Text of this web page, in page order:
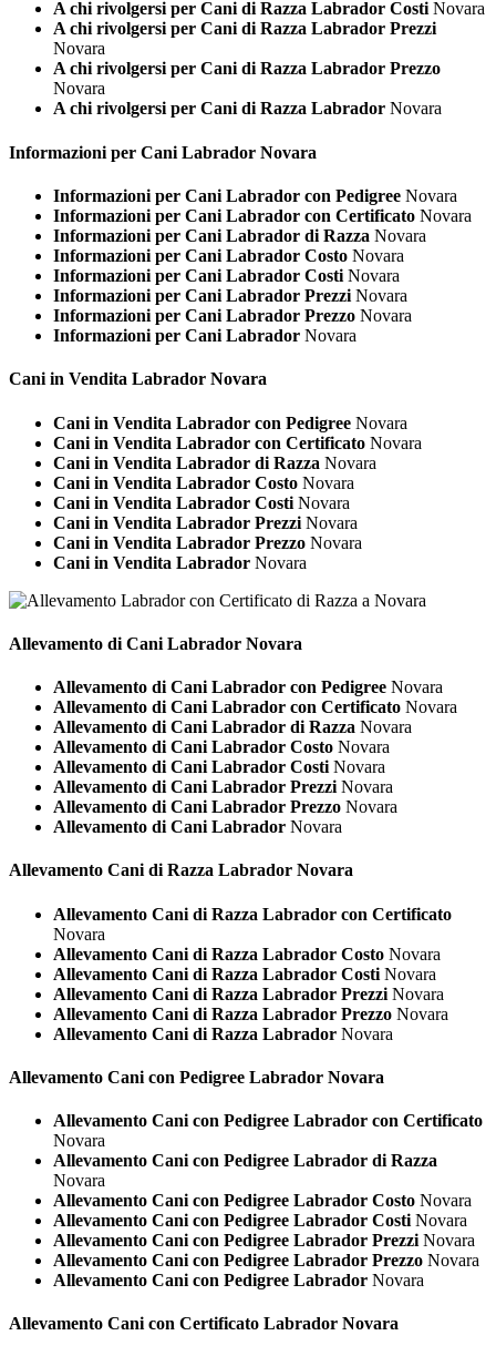
A chi rivolgersi per Cani di Razza Labrador CostiNovara
A chi rivolgersi per Cani di Razza Labrador Prezzi
Novara
A chi rivolgersi per Cani di Razza Labrador Prezzo
Novara
A chi rivolgersi per Cani di Razza Labrador Novara
Informazioni per Cani Labrador Novara
Informazioni per Cani Labrador con Pedigree Novara
Informazioni per Cani Labrador con Certificato Novara
Informazioni per Cani Labrador di Razza Novara
Informazioni per Cani Labrador Costo Novara
Informazioni per Cani Labrador Costi Novara
Informazioni per Cani Labrador Prezzi Novara
Informazioni per Cani Labrador Prezzo Novara
Informazioni per Cani Labrador Novara
Cani in Vendita Labrador Novara
Cani in Vendita Labrador con Pedigree Novara
Cani in Vendita Labrador con Certificato Novara
Cani in Vendita Labrador di Razza Novara
Cani in Vendita Labrador Costo Novara
Cani in Vendita Labrador Costi Novara
Cani in Vendita Labrador Prezzi Novara
Cani in Vendita Labrador Prezzo Novara
Cani in Vendita Labrador Novara
Allevamento di Cani Labrador Novara
Allevamento di Cani Labrador con Pedigree Novara
Allevamento di Cani Labrador con Certificato Novara
Allevamento di Cani Labrador di Razza Novara
Allevamento di Cani Labrador Costo Novara
Allevamento di Cani Labrador Costi Novara
Allevamento di Cani Labrador Prezzi Novara
Allevamento di Cani Labrador Prezzo Novara
Allevamento di Cani Labrador Novara
Allevamento Cani di Razza Labrador Novara
Allevamento Cani di Razza Labrador con Certificato
Novara
Allevamento Cani di Razza Labrador Costo Novara
Allevamento Cani di Razza Labrador Costi Novara
Allevamento Cani di Razza Labrador Prezzi Novara
Allevamento Cani di Razza Labrador Prezzo Novara
Allevamento Cani di Razza Labrador Novara
Allevamento Cani con Pedigree Labrador Novara
Allevamento Cani con Pedigree Labrador con Certificato
Novara
Allevamento Cani con Pedigree Labrador di Razza
Novara
Allevamento Cani con Pedigree Labrador Costo Novara
Allevamento Cani con Pedigree Labrador Costi Novara
Allevamento Cani con Pedigree Labrador Prezzi Novara
Allevamento Cani con Pedigree Labrador Prezzo Novara
Allevamento Cani con Pedigree Labrador Novara
Allevamento Cani con Certificato Labrador Novara